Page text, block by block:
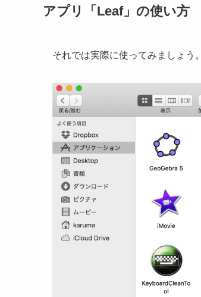
アプリ「Leaf」の使い方
それでは実際に使ってみましょう。